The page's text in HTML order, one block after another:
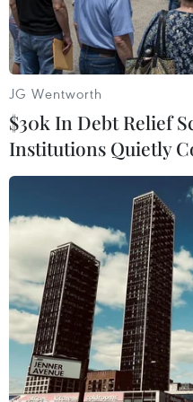
An ninh được tăng cường
Lực lượng an ninh Bỉ
tính kẻ đánh bom tại
trung tâm thủ đô
tượng này bị bắn và tử
JG Wentworth
$30k In Debt Relief
Institutions Quietly